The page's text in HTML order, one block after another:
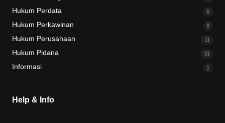
Hukum Perdata 6
Hukum Perkawinan 8
Hukum Perusahaan 11
Hukum Pidana 31
Informasi 1
Help & Info